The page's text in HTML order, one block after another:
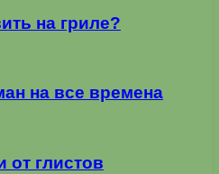
на гриле?
на все времена
от глистов